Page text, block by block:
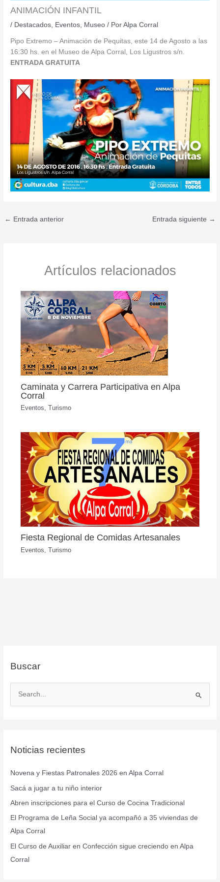
ANIMACIÓN INFANTIL
/ Destacados Eventos Museo / PorAlpa Corral
Pipo Extremo – Animación de Pequitas, este 14 de Agosto a las
16:30 hs. en el Museo de Alpa Corral, Los Ligustros s/n.
ENTRADA GRATUITA
← Entrada anterior Entrada siguiente →
Artículos relacionados
Caminata y Carrera Participativa en Alpa
Corral
Eventos Turismo
Fiesta Regional de Comidas Artesanales
Eventos Turismo
Buscar
a
p
o
r
:
Noticias recientes
Novena y Fiestas Patronales 2026 en Alpa Corral
Sacá a jugar a tu niño interior
Abren inscripciones para el Curso de Cocina Tradicional
El Programa de Leña Social ya acompañó a 35 viviendas de
Alpa Corral
El Curso de Auxiliar en Confección sigue creciendo en Alpa
Corral